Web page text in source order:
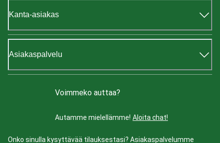
Kanta-asiakas
Asiakaspalvelu
Voimmeko auttaa?
Autamme mielellämme! Aloita chat!
Onko sinulla kysyttävää tilauksestasi? Asiakaspalvelumme